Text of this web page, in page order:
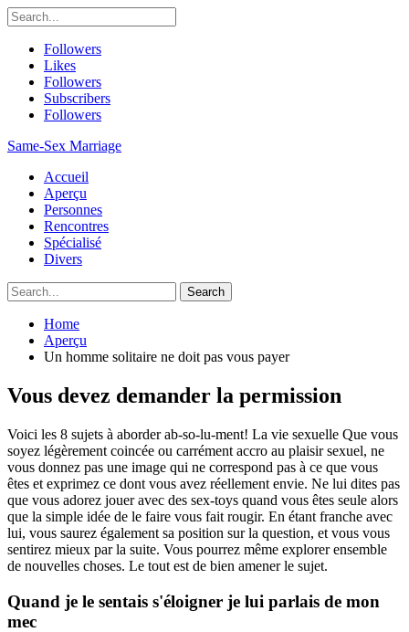
Followers
Likes
Followers
Subscribers
Followers
Same-Sex Marriage
Accueil
Aperçu
Personnes
Rencontres
Spécialisé
Divers
Home
Aperçu
Un homme solitaire ne doit pas vous payer
Vous devez demander la permission
Voici les 8 sujets à aborder ab-so-lu-ment! La vie sexuelle Que vous
soyez légèrement coincée ou carrément accro au plaisir sexuel, ne
vous donnez pas une image qui ne correspond pas à ce que vous
êtes et exprimez ce dont vous avez réellement envie. Ne lui dites pas
que vous adorez jouer avec des sex-toys quand vous êtes seule alors
que la simple idée de le faire vous fait rougir. En étant franche avec
lui, vous saurez également sa position sur la question, et vous vous
sentirez mieux par la suite. Vous pourrez même explorer ensemble
de nouvelles choses. Le tout est de bien amener le sujet.
Quand je le sentais s'éloigner je lui parlais de mon
mec